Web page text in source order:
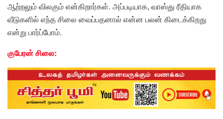
ஆற்றலும் விலகும் என்கிறார்கள். அப்படியாக, வாஸ்து ரீதியாக
வீடுகளில் எந்த சிலை வைப்பதனால் என்ன பலன் கிடைக்கிறது
என்று பார்ப்போம்.
குபேரன் சிலை: